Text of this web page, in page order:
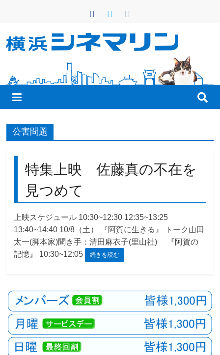
ン
横
浜
シ
ネ
マ
リ
ン
た
は
こ
の
街
で
公害問題
特集上映 佐藤真の不在を
見つめて
上映スケジュール 10:30~12:30 12:35~13:25
13:40~14:40 10/8（土） 『阿賀に生きる』 トーク山田
太一(脚本家)聞き手：清田麻衣子(里山社) 『阿賀の
記憶』 10:30~12:05
続きを読む